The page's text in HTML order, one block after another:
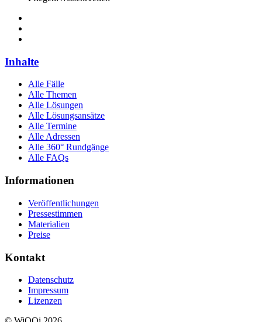
Inhalte
Alle Fälle
Alle Themen
Alle Lösungen
Alle Lösungsansätze
Alle Termine
Alle Adressen
Alle 360° Rundgänge
Alle FAQs
Informationen
Veröffentlichungen
Pressestimmen
Materialien
Preise
Kontakt
Datenschutz
Impressum
Lizenzen